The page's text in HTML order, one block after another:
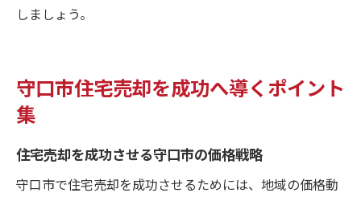
しましょう。
守口市住宅売却を成功へ導くポイント
集
住宅売却を成功させる守口市の価格戦略
守口市で住宅売却を成功させるためには、地域の価格動